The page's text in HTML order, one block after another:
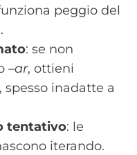
peggio del
: se non
–ar, ottieni
inadatte a
tentativo: le
iterando.